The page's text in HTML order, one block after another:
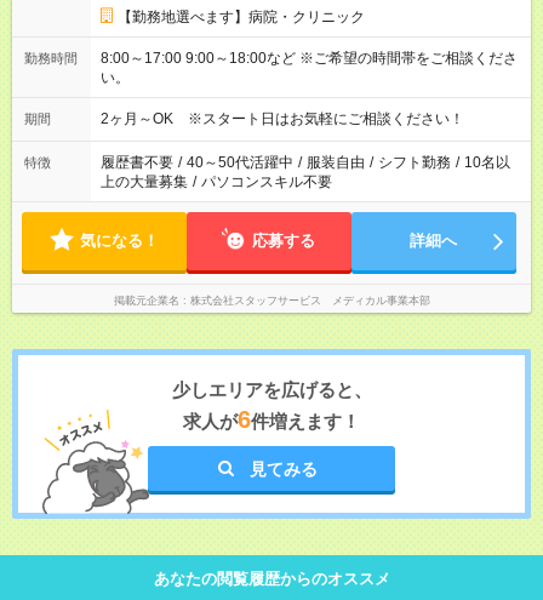
【勤務地選べます】病院・クリニック
勤務時間
8:00～17:00 9:00～18:00など ※ご希望の時間帯をご相談くださ
い。
期間 2ヶ月～OK ※スタート日はお気軽にご相談ください！
特徴 履歴書不要 / 40～50代活躍中 / 服装自由 / シフト勤務 / 10名以
上の大量募集 / パソコンスキル不要
気になる！ 応募する 詳細へ
掲載元企業名 株式会社スタッフサービス メディカル事業本部
少しエリアを広げると、
求人が6件増えます！
見てみる
あなたの閲覧履歴からのオススメ